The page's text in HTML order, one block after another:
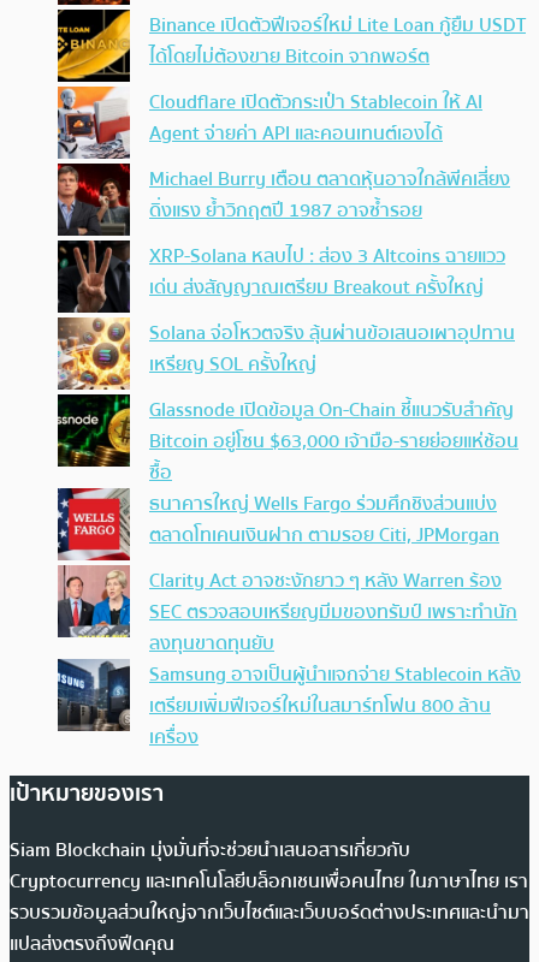
Binance เปิดตัวฟีเจอร์ใหม่ Lite Loan กู้ยืม USDT
ได้โดยไม่ต้องขาย Bitcoin จากพอร์ต
Cloudflare เปิดตัวกระเป๋า Stablecoin ให้ AI
Agent จ่ายค่า API และคอนเทนต์เองได้
Michael Burry เตือน ตลาดหุ้นอาจใกล้พีคเสี่ยง
ดิ่งแรง ย้ำวิกฤตปี 1987 อาจซ้ำรอย
XRP-Solana หลบไป : ส่อง 3 Altcoins ฉายแวว
เด่น ส่งสัญญาณเตรียม Breakout ครั้งใหญ่
Solana จ่อโหวตจริง ลุ้นผ่านข้อเสนอเผาอุปทาน
เหรียญ SOL ครั้งใหญ่
Glassnode เปิดข้อมูล On-Chain ชี้แนวรับสำคัญ
Bitcoin อยู่โซน $63,000 เจ้ามือ-รายย่อยแห่ช้อน
ซื้อ
ธนาคารใหญ่ Wells Fargo ร่วมศึกชิงส่วนแบ่ง
ตลาดโทเคนเงินฝาก ตามรอย Citi, JPMorgan
Clarity Act อาจชะงักยาว ๆ หลัง Warren ร้อง
SEC ตรวจสอบเหรียญมีมของทรัมป์ เพราะทำนัก
ลงทุนขาดทุนยับ
Samsung อาจเป็นผู้นำแจกจ่าย Stablecoin หลัง
เตรียมเพิ่มฟีเจอร์ใหม่ในสมาร์ทโฟน 800 ล้าน
เครื่อง
เป้าหมายของเรา
Siam Blockchain มุ่งมั่นที่จะช่วยนำเสนอสารเกี่ยวกับ
Cryptocurrency และเทคโนโลยีบล็อกเชนเพื่อคนไทย ในภาษาไทย เรา
รวบรวมข้อมูลส่วนใหญ่จากเว็บไซต์และเว็บบอร์ดต่างประเทศและนำมา
แปลส่งตรงถึงฟีดคุณ